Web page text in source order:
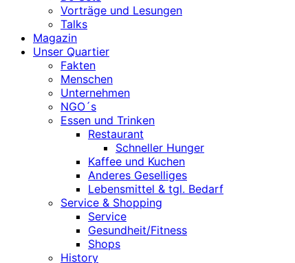
Vorträge und Lesungen
Talks
Magazin
Unser Quartier
Fakten
Menschen
Unternehmen
NGO´s
Essen und Trinken
Restaurant
Schneller Hunger
Kaffee und Kuchen
Anderes Geselliges
Lebensmittel & tgl. Bedarf
Service & Shopping
Service
Gesundheit/Fitness
Shops
History